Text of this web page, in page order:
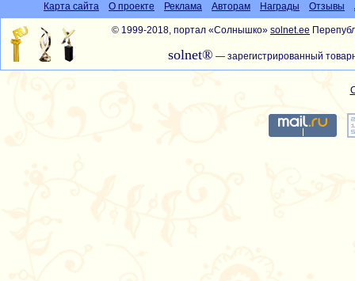
Карта сайта О проекте Реклама Авторам Награды Отзывы
© 1999-2018, портал «Солнышко» solnet.ee
solnet® — зарегистрированный